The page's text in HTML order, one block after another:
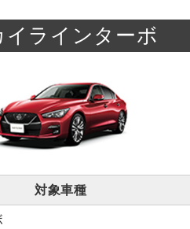
イラインターボ
対象車種